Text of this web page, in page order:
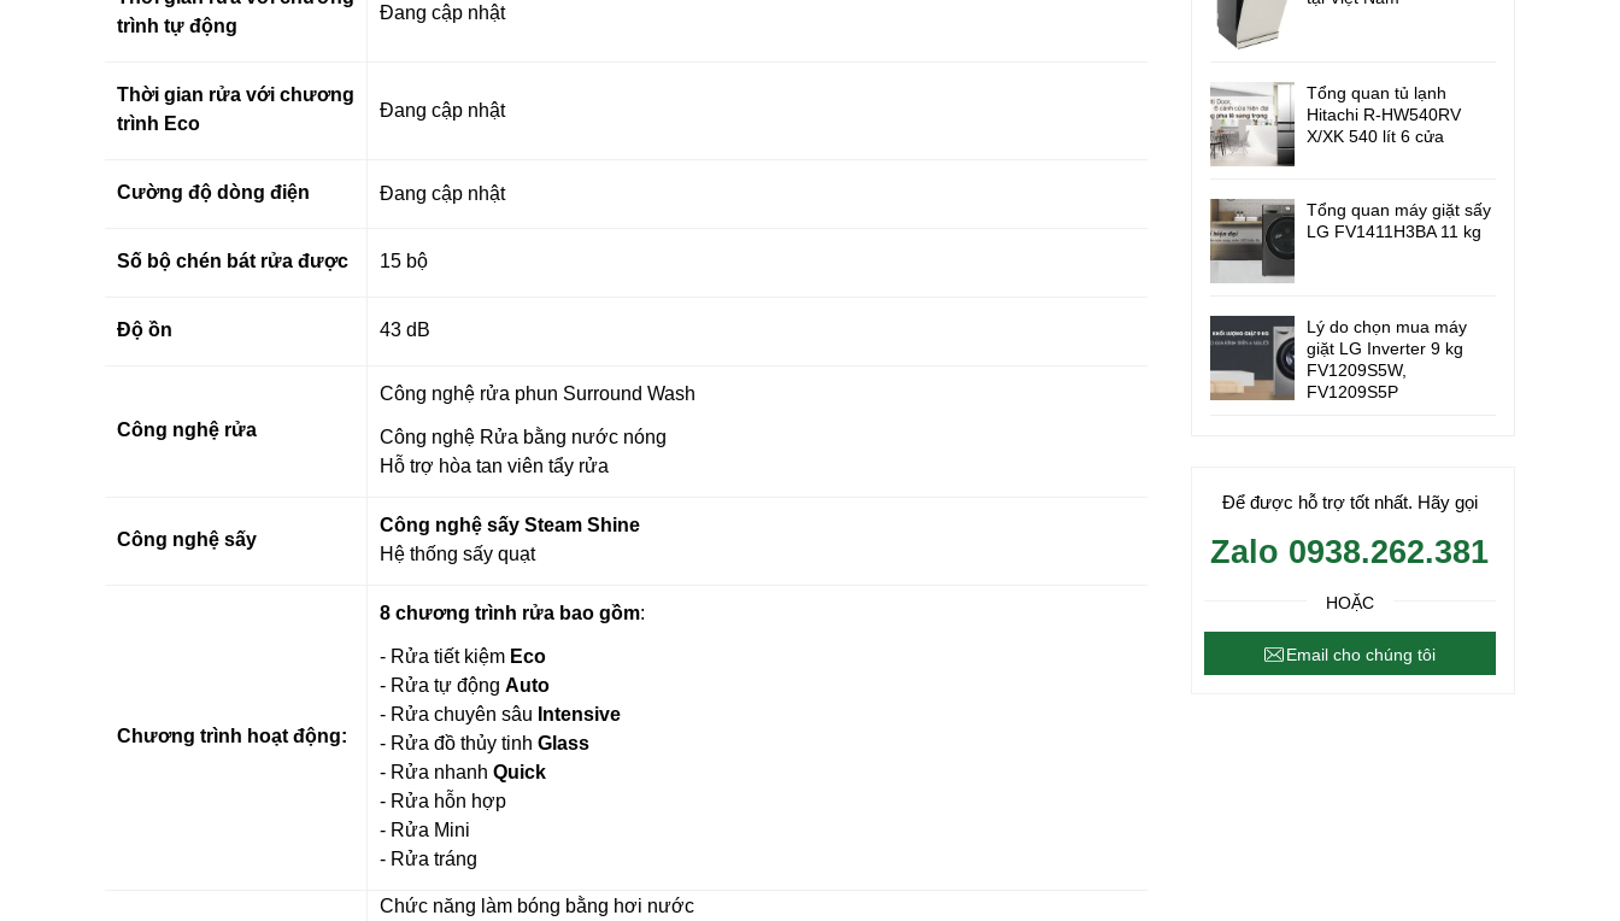
trình tự động
Đang cập nhật
Thời gian rửa với chương
trình Eco
Đang cập nhật
Cường độ dòng điện Đang cập nhật
Số bộ chén bát rửa được 15 bộ
Độ ồn 43 dB
Công nghệ rửa
Công nghệ rửa phun Surround Wash
Công nghệ Rửa bằng nước nóng
Hỗ trợ hòa tan viên tẩy rửa
Công nghệ sấy
Công nghệ sấy Steam Shine
Hệ thống sấy quạt
Chương trình hoạt động:
8 chương trình rửa bao gồm:
- Rửa tiết kiệm Eco
- Rửa tự động Auto
- Rửa chuyên sâu Intensive
- Rửa đồ thủy tinh Glass
- Rửa nhanh Quick
- Rửa hỗn hợp
- Rửa Mini
- Rửa tráng
Chức năng làm bóng bằng hơi nước
Tổng quan tủ lạnh
Hitachi R-HW540RV
X/XK 540 lít 6 cửa
Tổng quan máy giặt sấy
LG FV1411H3BA 11 kg
Lý do chọn mua máy
giặt LG Inverter 9 kg
FV1209S5W,
FV1209S5P
Để được hỗ trợ tốt nhất. Hãy gọi
Zalo 0938.262.381
HOẶC
Email cho chúng tôi